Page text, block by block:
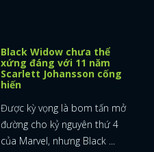
Black Widow chưa thể
xứng đáng với 11 năm
Scarlett Johansson cống
hiến
Được kỳ vọng là bom tấn mở
đường cho kỷ nguyên thứ 4
của Marvel, nhưng Black ...